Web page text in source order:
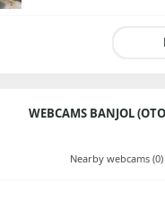
WEBCAMS BANJOL
Nearby webcams (0)